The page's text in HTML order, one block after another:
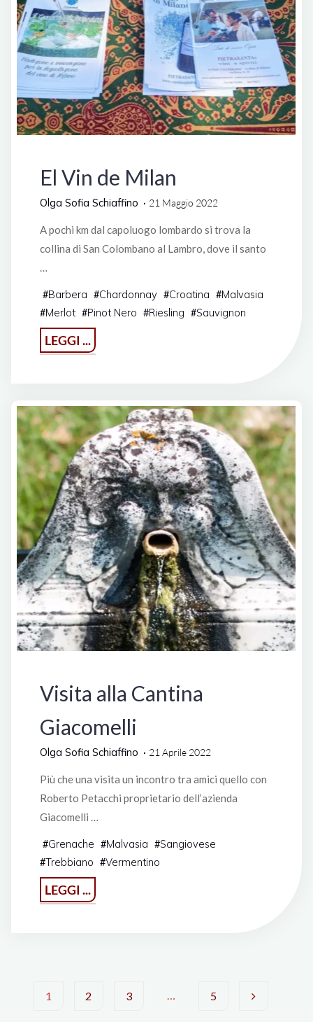
El Vin de Milan
Olga Sofia Schiaffino 21 Maggio 2022
A pochi km dal capoluogo lombardo si trova la
collina di San Colombano al Lambro, dove il santo
…
#Barbera #Chardonnay #Croatina #Malvasia
#Merlot #Pinot Nero #Riesling #Sauvignon
LEGGI ...
Vin
Visita alla Cantina
Giacomelli
Olga Sofia Schiaffino 21 Aprile 2022
Più che una visita un incontro tra amici quello con
Roberto Petacchi proprietario dell’azienda
Giacomelli …
#Grenache #Malvasia #Sangiovese
#Trebbiano #Vermentino
LEGGI ...
alla
1 2 3 5